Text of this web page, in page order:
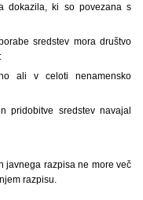
dokazila, ki so povezana s
sredstev mora društvo
ali v celoti nenamensko
pridobitve sredstev navajal
javnega razpisa ne more več
razpisu.